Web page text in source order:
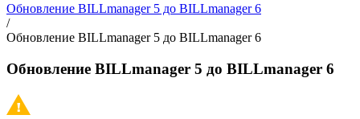
Обновление BILLmanager 5 до BILLmanager 6
/
Обновление BILLmanager 5 до BILLmanager 6
Обновление BILLmanager 5 до BILLmanager 6